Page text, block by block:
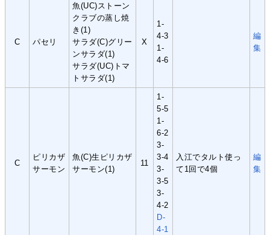
C パセリ
魚(UC)ストーン
クラブの蒸し焼
き(1)
サラダ(C)グリー
ンサラダ(1)
サラダ(UC)トマ
トサラダ(1)
X
1-
4-3
1-
4-6
編
集
C
ピリカザ
サーモン
魚(C)生ピリカザ
サーモン(1)
11
1-
5-5
1-
6-2
3-
3-4
3-
3-5
3-
4-2
D-
4-1
入江でタルト使っ
て1回で4個
編
集